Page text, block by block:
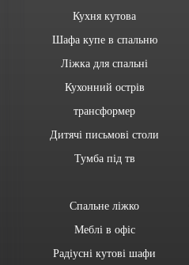
Кухня кутова
Шафа купе в спальню
Ліжка для спальні
Кухонний острів
трансформер
Дитячі письмові столи
Тумба під тв
Спальне ліжко
Меблі в офіс
Радіусні кутові шафи